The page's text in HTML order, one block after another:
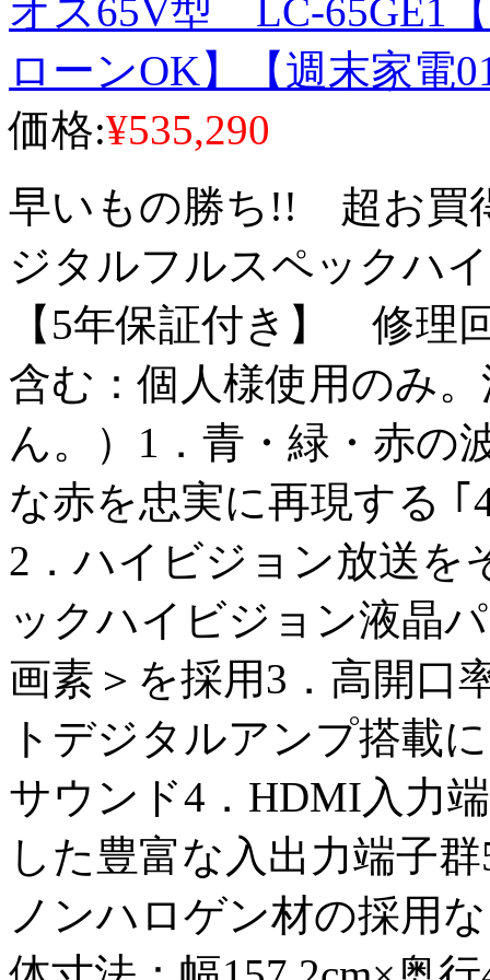
オス65V型 LC-65GE1
ローンOK】【週末家電
価格:¥535,290
早いもの勝ち!! 超お買
ジタルフルスペックハ
【5年保証付き】 修理
含む：個人様使用のみ
ん。）1．青・緑・赤の
な赤を忠実に再現する
2．ハイビジョン放送を
ックハイビジョン液晶
画素＞を採用3．高開口
トデジタルアンプ搭載
サウンド4．HDMI入力
した豊富な入出力端子
ノンハロゲン材の採用